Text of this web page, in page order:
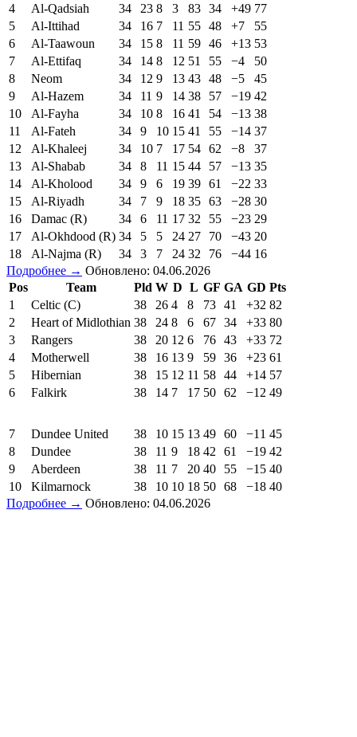
4
Al-Qadsiah 34 23 8 3 83 34 +49 77
5
Al-Ittihad 34 16 7 11 55 48 +7
55
6
Al-Taawoun 34 15 8 11 59 46 +13 53
7
Al-Ettifaq 34 14 8 12 51 55 −4
50
8
Neom 34 12 9 13 43 48 −5
45
9
Al-Hazem 34 11 9 14 38 57 −19 42
10
Al-Fayha 34 10 8 16 41 54 −13 38
11
Al-Fateh 34 9 10 15 41 55 −14 37
12
Al-Khaleej 34 10 7 17 54 62 −8
37
13
Al-Shabab 34 8 11 15 44 57 −13 35
14
Al-Kholood 34 9 6 19 39 61 −22 33
15
Al-Riyadh 34 7 9 18 35 63 −28 30
16
Damac (R) 34 6 11 17 32 55 −23 29
17
Al-Okhdood (R) 34 5 5 24 27 70 −43 20
18
Al-Najma (R) 34 3 7 24 32 76 −44 16
Подробнее → Обновлено: 04.06.2026
Pos
Team Pld W D L GF GA GD Pts
1
Celtic (C) 38 26 4 8 73 41 +32 82
2
Heart of Midlothian 38 24 8 6 67 34 +33 80
3
Rangers 38 20 12 6 76 43 +33 72
4
Motherwell 38 16 13 9 59 36 +23 61
5
Hibernian 38 15 12 11 58 44 +14 57
6
Falkirk 38 14 7 17 50 62 −12 49
7 Dundee United 38 10 15 13 49 60 −11 45
8
Dundee 38 11 9 18 42 61 −19 42
9
Aberdeen 38 11 7 20 40 55 −15 40
10
Kilmarnock 38 10 10 18 50 68 −18 40
Подробнее → Обновлено: 04.06.2026